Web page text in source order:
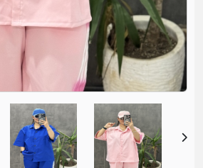
Next